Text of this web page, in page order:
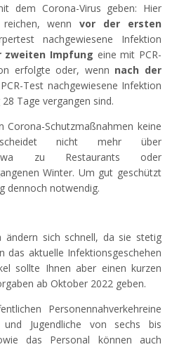
dem Corona-Virus geben: Hier
reichen, wennvor der ersten
nachgewiesene Infektion
zweiten Impfung eine mit PCR-
erfolgte oder, wenn nach der
Test nachgewiesene Infektion
Tage vergangen sind.
Schutzmaßnahmen keine
nicht mehr über
etwa zu Restaurants oder
Winter. Um gut geschützt
dennoch notwendig.
ändern sich schnell, da sie stetig
das aktuelle Infektionsgeschehen
sollte Ihnen aber einen kurzen
ab Oktober 2022 geben.
Personennahverkehreine
und Jugendliche von sechs bis
das Personal können auch